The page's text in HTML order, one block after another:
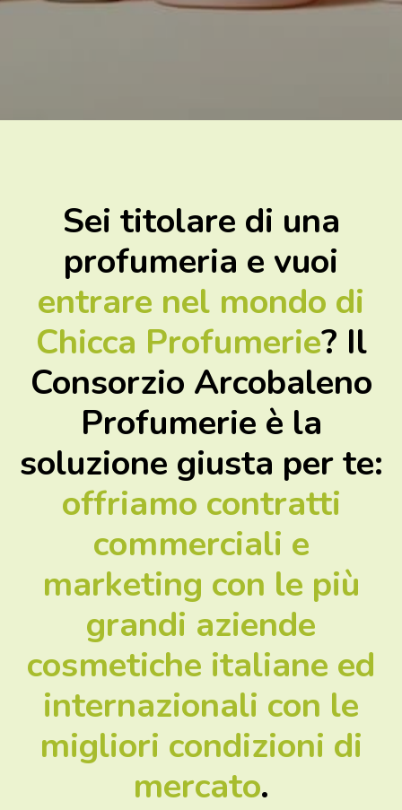
Sei titolare di una
profumeria e vuoi
entrare nel mondo di
Chicca Profumerie? Il
Consorzio Arcobaleno
Profumerie è la
soluzione giusta per te:
offriamo contratti
commerciali e
marketing con le più
grandi aziende
cosmetiche italiane ed
internazionali con le
migliori condizioni di
mercato.